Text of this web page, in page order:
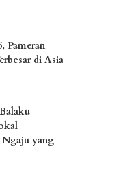
Pameran
di Asia
yang